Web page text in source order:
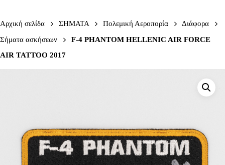
Αρχική σελίδα ΣΗΜΑΤΑ Πολεμική Αεροπορία
Διάφορα
Σήματα ασκήσεων
F-4 PHANTOM HELLENIC AIR FORCE
AIR TATTOO 2017